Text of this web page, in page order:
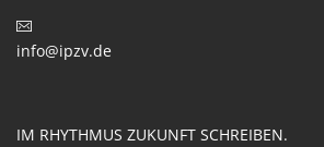
info@ipzv.de
IM RHYTHMUS ZUKUNFT SCHREIBEN.